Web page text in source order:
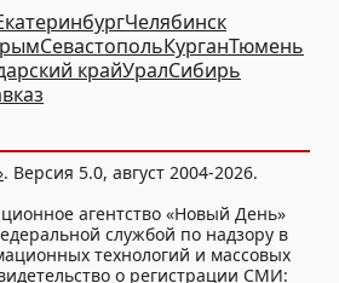
Челябинск
СевастопольКурганТюмень
крайУралСибирь
. Версия 5.0, август 2004-2026.
агентство «Новый День»
службой по надзору в
технологий и массовых
о регистрации СМИ: